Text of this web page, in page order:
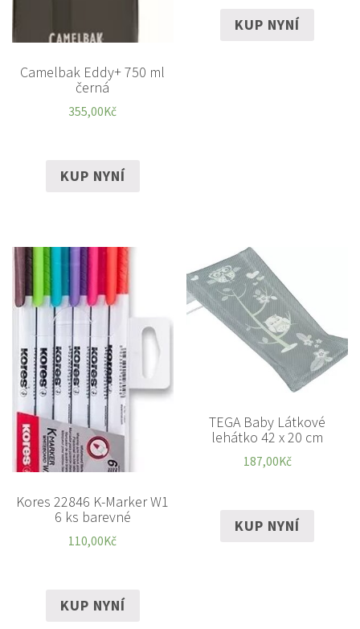
Camelbak Eddy+ 750 ml
černá
355,00Kč
KUP NYNÍ
KUP NYNÍ
Kores 22846 K-Marker W1
6 ks barevné
110,00Kč
KUP NYNÍ
TEGA Baby Látkové
lehátko 42 x 20 cm
187,00Kč
KUP NYNÍ